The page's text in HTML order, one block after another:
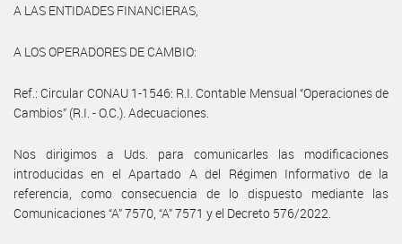
A LAS ENTIDADES FINANCIERAS,
A LOS OPERADORES DE CAMBIO:
Ref.: Circular CONAU 1-1546: R.I. Contable Mensual “Operaciones de
Cambios” (R.I. - O.C.). Adecuaciones.
Nos dirigimos a Uds. para comunicarles las modificaciones
introducidas en el Apartado A del Régimen Informativo de la
referencia, como consecuencia de lo dispuesto mediante las
Comunicaciones “A” 7570, “A” 7571 y el Decreto 576/2022.